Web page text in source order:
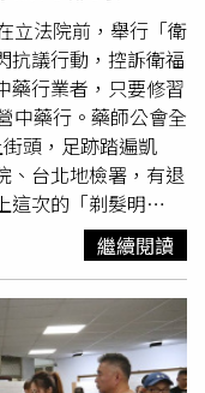
立法院前，舉行「衛
抗議行動，控訴衛福
藥行業者，只要修習
中藥行。藥師公會全
頭，足跡踏遍凱
、台北地檢署，有退
這次的「剃髮明
會全聯會理事長黃金
革命總共11次，今
度那麼傲慢，我們認
賓點播，📢動力火
對 你難道要我 崩潰
繼續閱讀